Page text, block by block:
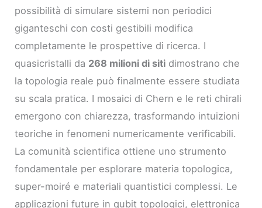
possibilità di simulare sistemi non periodici
giganteschi con costi gestibili modifica
completamente le prospettive di ricerca. I
quasicristalli da 268 milioni di siti dimostrano che
la topologia reale può finalmente essere studiata
su scala pratica. I mosaici di Chern e le reti chirali
emergono con chiarezza, trasformando intuizioni
teoriche in fenomeni numericamente verificabili.
La comunità scientifica ottiene uno strumento
fondamentale per esplorare materia topologica,
super-moiré e materiali quantistici complessi. Le
applicazioni future in qubit topologici, elettronica